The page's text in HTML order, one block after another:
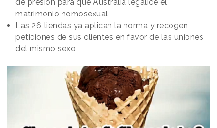
de presión para que Australia legalice el
matrimonio homosexual
Las 26 tiendas ya aplican la norma y recogen
peticiones de sus clientes en favor de las uniones
del mismo sexo